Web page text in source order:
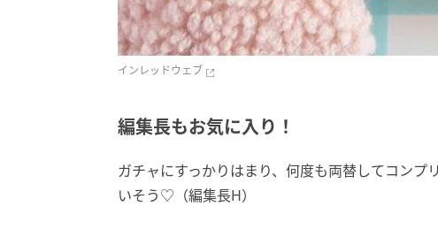
インレッドウェブ
編集長もお気に入り！
ガチャにすっかりはまり、何度も両替してコン
いそう♡（編集長H）